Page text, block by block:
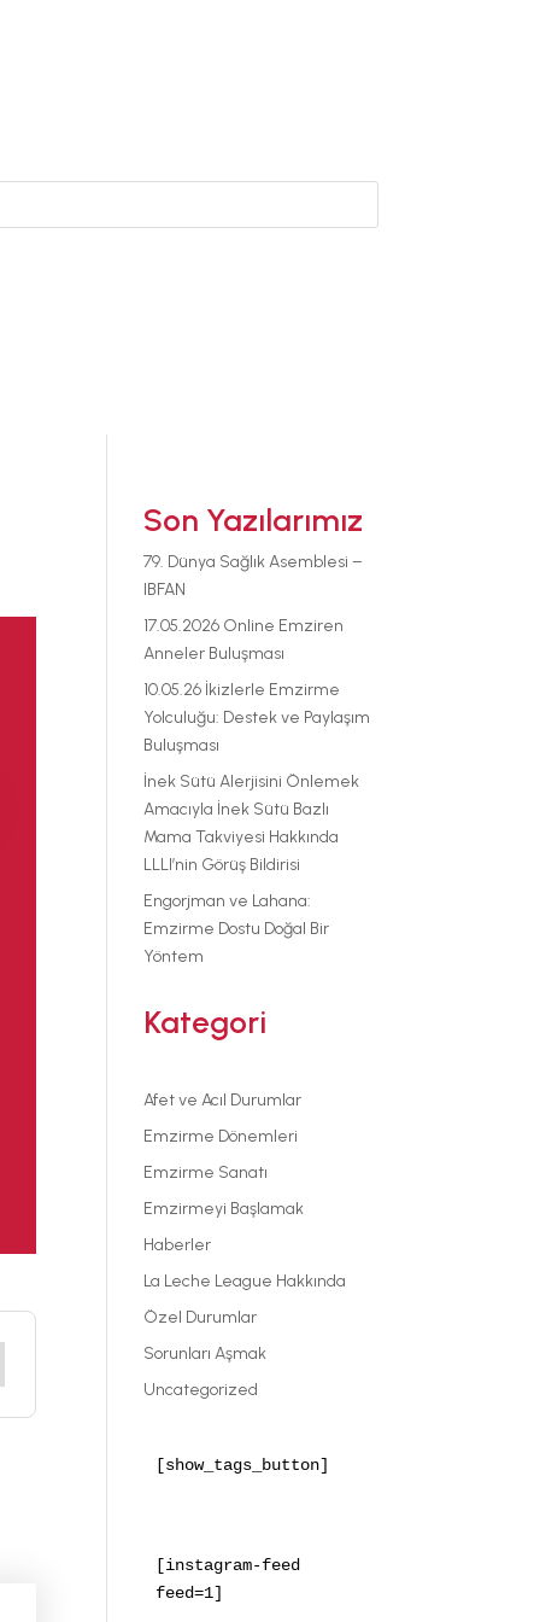
Son Yazılarımız
79. Dünya Sağlık Asemblesi –
IBFAN
17.05.2026 Online Emziren
Anneler Buluşması
10.05.26 İkizlerle Emzirme
Yolculuğu: Destek ve Paylaşım
Buluşması
İnek Sütü Alerjisini Önlemek
Amacıyla İnek Sütü Bazlı
Mama Takviyesi Hakkında
LLLI’nin Görüş Bildirisi
Engorjman ve Lahana:
Emzirme Dostu Doğal Bir
Yöntem
Kategori
Afet ve Acıl Durumlar
Emzirme Dönemleri
Emzirme Sanatı
Emzirmeyi Başlamak
Haberler
La Leche League Hakkında
Özel Durumlar
Sorunları Aşmak
Uncategorized
[show_tags_button]
[instagram-feed
feed=1]